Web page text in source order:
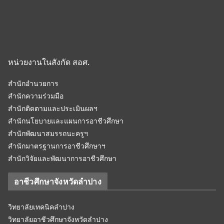
หน่วยงานในสังกัด สอศ.
สำนักอำนวยการ
สำนักความร่วมมือ
สำนักติดตามและประเมินผลฯ
สำนักนโยบายและแผนการอาชีวศึกษา
สำนักพัฒนาสมรรถนะครูฯ
สำนักมาตรฐานการอาชีวศึกษาฯ
สำนักวิจัยและพัฒนาการอาชีวศึกษา
อาชีวศึกษาจังหวัดลำปาง
วิทยาลัยเทคนิคลำปาง
วิทยาลัยอาชีวศึกษาจังหวัดลำปาง